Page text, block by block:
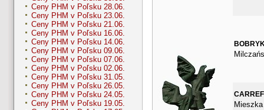
Ceny PHM v Poľsku 28.06.
Ceny PHM v Poľsku 23.06.
Ceny PHM v Poľsku 21.06.
Ceny PHM v Poľsku 16.06.
Ceny PHM v Poľsku 14.06.
Ceny PHM v Poľsku 09.06.
Ceny PHM v Poľsku 07.06.
Ceny PHM v Poľsku 02.06.
Ceny PHM v Poľsku 31.05.
Ceny PHM v Poľsku 26.05.
Ceny PHM v Poľsku 24.05.
Ceny PHM v Poľsku 19.05.